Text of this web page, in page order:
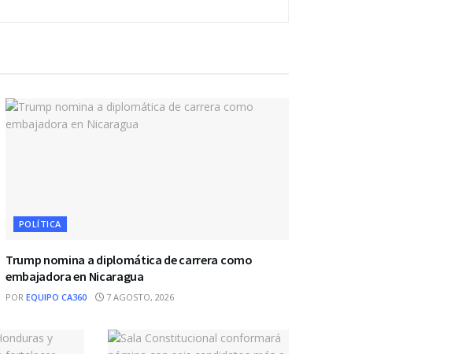
POLÍTICA
Trump nomina a diplomática de carrera como
embajadora en Nicaragua
POR EQUIPO CA360 7 AGOSTO, 2026